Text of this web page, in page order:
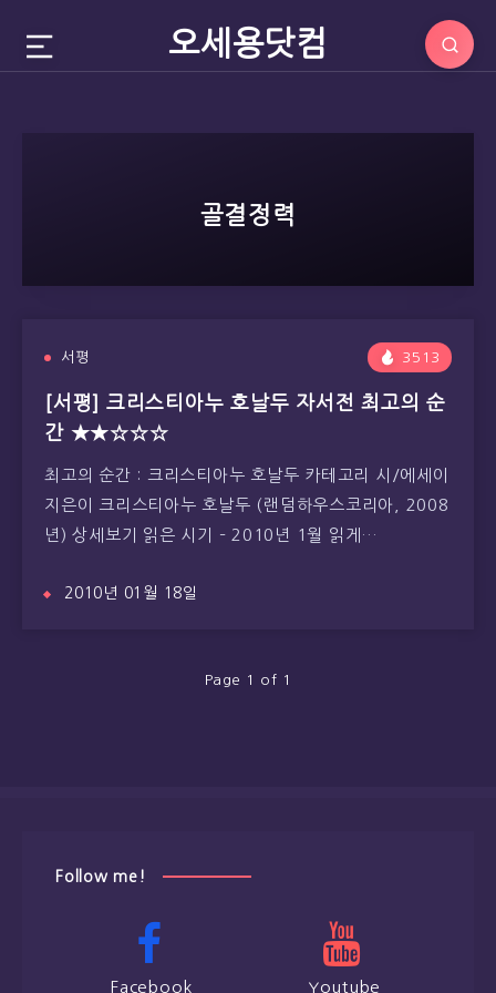
오세용닷컴
골결정력
서평 3513
[서평] 크리스티아누 호날두 자서전 최고의 순
간 ★★☆☆☆
최고의 순간 : 크리스티아누 호날두 카테고리 시/에세이
지은이 크리스티아누 호날두 (랜덤하우스코리아, 2008
년) 상세보기 읽은 시기 – 2010년 1월 읽게…
2010년 01월 18일
Page 1 of 1
Follow me!
Facebook Youtube